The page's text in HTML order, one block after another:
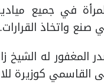
في جميع
واتخاذ القرارات.
في عام 2004م، حين أصدر
كوزيرة